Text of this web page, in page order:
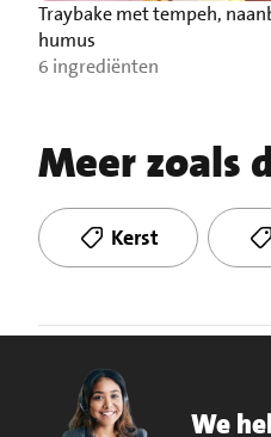
Traybake met tempeh,
humus
6 ingrediënten
Meer zoals
Kerst
We